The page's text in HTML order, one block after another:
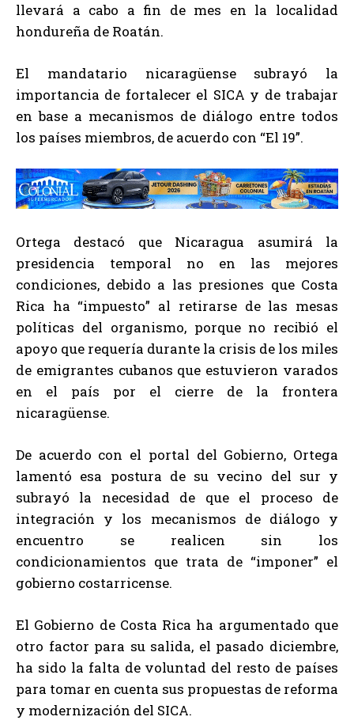
llevará a cabo a fin de mes en la localidad
hondureña de Roatán.
El mandatario nicaragüense subrayó la
importancia de fortalecer el SICA y de trabajar
en base a mecanismos de diálogo entre todos
los países miembros, de acuerdo con “El 19”.
Ortega destacó que Nicaragua asumirá la
presidencia temporal no en las mejores
condiciones, debido a las presiones que Costa
Rica ha “impuesto” al retirarse de las mesas
políticas del organismo, porque no recibió el
apoyo que requería durante la crisis de los miles
de emigrantes cubanos que estuvieron varados
en el país por el cierre de la frontera
nicaragüense.
De acuerdo con el portal del Gobierno, Ortega
lamentó esa postura de su vecino del sur y
subrayó la necesidad de que el proceso de
integración y los mecanismos de diálogo y
encuentro se realicen sin los
condicionamientos que trata de “imponer” el
gobierno costarricense.
El Gobierno de Costa Rica ha argumentado que
otro factor para su salida, el pasado diciembre,
ha sido la falta de voluntad del resto de países
para tomar en cuenta sus propuestas de reforma
y modernización del SICA.